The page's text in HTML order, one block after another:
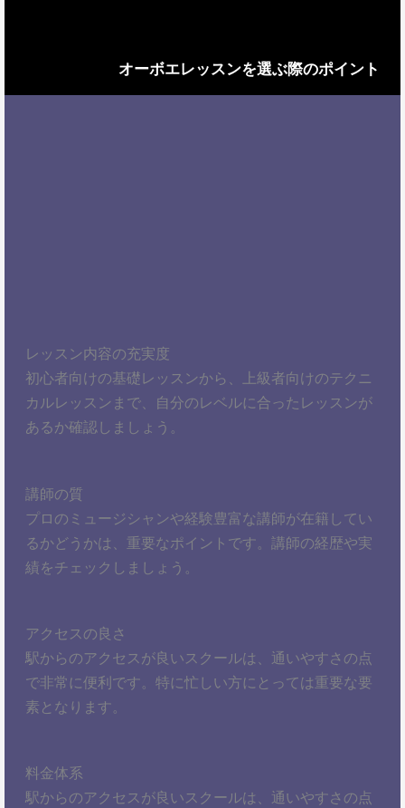
オーボエレッスンを選ぶ際のポイント
レッスン内容の充実度
初心者向けの基礎レッスンから、上級者向けのテクニ
カルレッスンまで、自分のレベルに合ったレッスンが
あるか確認しましょう。
講師の質
プロのミュージシャンや経験豊富な講師が在籍してい
るかどうかは、重要なポイントです。講師の経歴や実
績をチェックしましょう。
アクセスの良さ
駅からのアクセスが良いスクールは、通いやすさの点
で非常に便利です。特に忙しい方にとっては重要な要
素となります。
料金体系
駅からのアクセスが良いスクールは、通いやすさの点